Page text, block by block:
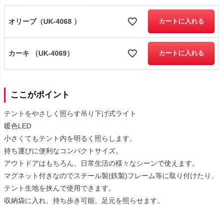
オリーブ（UK-4068 ） カートに入れる
カーキ （UK-4069） カートに入れる
ここがポイント
テントをやさしく照らす吊り下げ式ライト
暖色LED
小さくてもテント内を明るく照らします。
持ち運びに便利なコンパクトサイズ。
アウトドアはもちろん、日常生活の様々なシーンで使えます。
マグネット付きなのでスチール製(鉄製)フレーム等に取り付けたり、
テント生地を挟んで使用できます。
収納袋に入れ、持ち歩き可能。足元を照らせます。